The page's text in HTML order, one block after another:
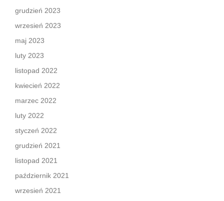
grudzień 2023
wrzesień 2023
maj 2023
luty 2023
listopad 2022
kwiecień 2022
marzec 2022
luty 2022
styczeń 2022
grudzień 2021
listopad 2021
październik 2021
wrzesień 2021